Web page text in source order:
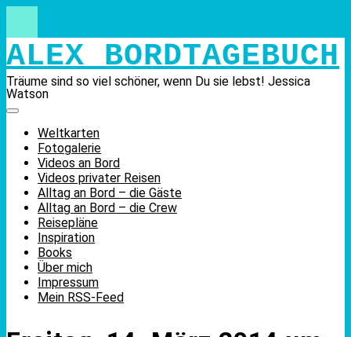
Skip
content
ALEX BORDTAGEBUCH
Träume sind so viel schöner, wenn Du sie lebst! Jessica
Watson
Weltkarten
Fotogalerie
Videos an Bord
Videos privater Reisen
Alltag an Bord – die Gäste
Alltag an Bord – die Crew
Reisepläne
Inspiration
Books
Über mich
Impressum
Mein RSS-Feed